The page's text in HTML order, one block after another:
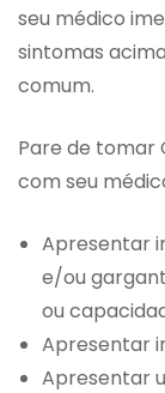
seu médico
sintomas
comum.
Pare de tomar
com seu
Apresentar
e/ou
ou
Apresentar
Apresentar